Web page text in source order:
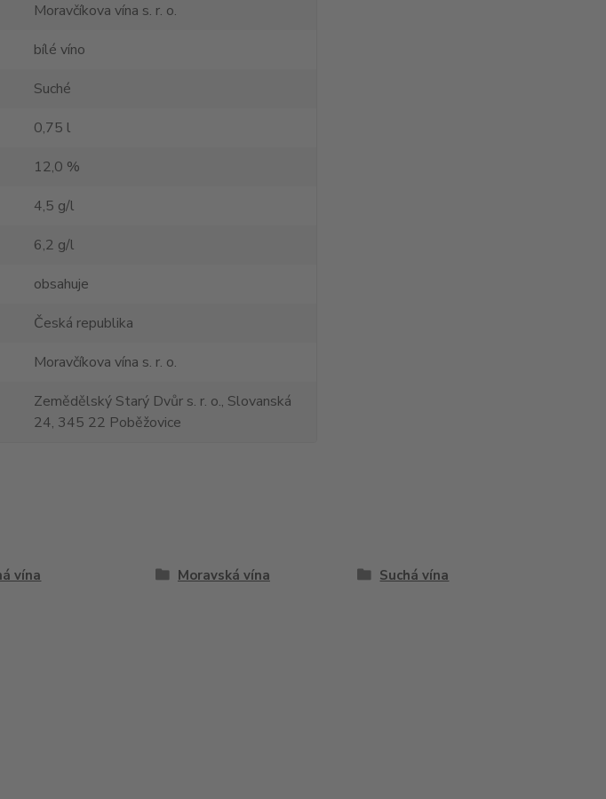
Moravčíkova vína s. r. o.
bílé víno
Suché
0,75 l
12,0 %
4,5 g/l
6,2 g/l
obsahuje
Česká republika
Moravčíkova vína s. r. o.
Zemědělský Starý Dvůr s. r. o., Slovanská
24, 345 22 Poběžovice
vína Moravská vína
Suchá vína